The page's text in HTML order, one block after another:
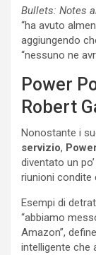
Bullets: Notes
“ha avuto
aggiungendo
“nessuno ne
Power
Robert
Nonostante i
servizio,
diventato un po’
riunioni condite
Esempi di
“abbiamo
Amazon”,
intelligente che